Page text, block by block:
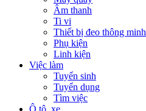
Âm thanh
Ti vi
Thiết bị đeo thông minh
Phụ kiện
Linh kiện
Việc làm
Tuyển sinh
Tuyển dụng
Tìm việc
Ô tô, xe